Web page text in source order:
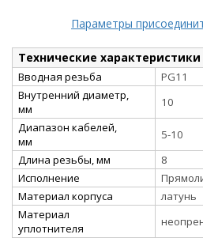
Параметры
Технические характеристики
Вводная резьба
PG11
Внутренний диаметр,
мм
10
Диапазон кабелей,
мм
5-10
Длина резьбы, мм
8
Исполнение
Материал корпуса
латунь
Материал
уплотнителя